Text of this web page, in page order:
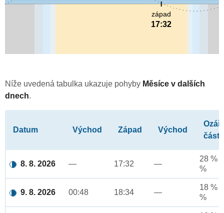
západ
17:32
Níže uvedená tabulka ukazuje pohyby Měsíce v dalších
dnech.
Datum Východ Západ Východ
část
8. 8. 2026 — 17:32 —
28 %
%
9. 8. 2026 00:48 18:34 —
18 %
%